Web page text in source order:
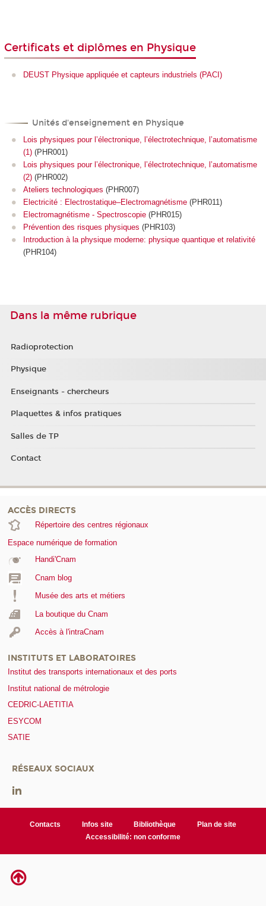
Certificats et diplômes en Physique
DEUST Physique appliquée et capteurs industriels (PACI)
Unités d'enseignement en Physique
Lois physiques pour l’électronique, l’électrotechnique, l’automatisme
(1) (PHR001)
Lois physiques pour l’électronique, l’électrotechnique, l’automatisme
(2) (PHR002)
Ateliers technologiques (PHR007)
Electricité : Electrostatique–Electromagnétisme (PHR011)
Electromagnétisme - Spectroscopie (PHR015)
Prévention des risques physiques (PHR103)
Introduction à la physique moderne: physique quantique et relativité
(PHR104)
Dans la même rubrique
Radioprotection
Physique
Enseignants - chercheurs
Plaquettes & infos pratiques
Salles de TP
Contact
ACCÈS DIRECTS
Répertoire des centres régionaux
Espace numérique de formation
Handi'Cnam
Cnam blog
Musée des arts et métiers
La boutique du Cnam
Accès à l'intraCnam
INSTITUTS ET LABORATOIRES
Institut des transports internationaux et des ports
Institut national de métrologie
CEDRIC-LAETITIA
ESYCOM
SATIE
RÉSEAUX SOCIAUX
Contacts Infos site Bibliothèque
Plan de site
Accessibilité: non conforme